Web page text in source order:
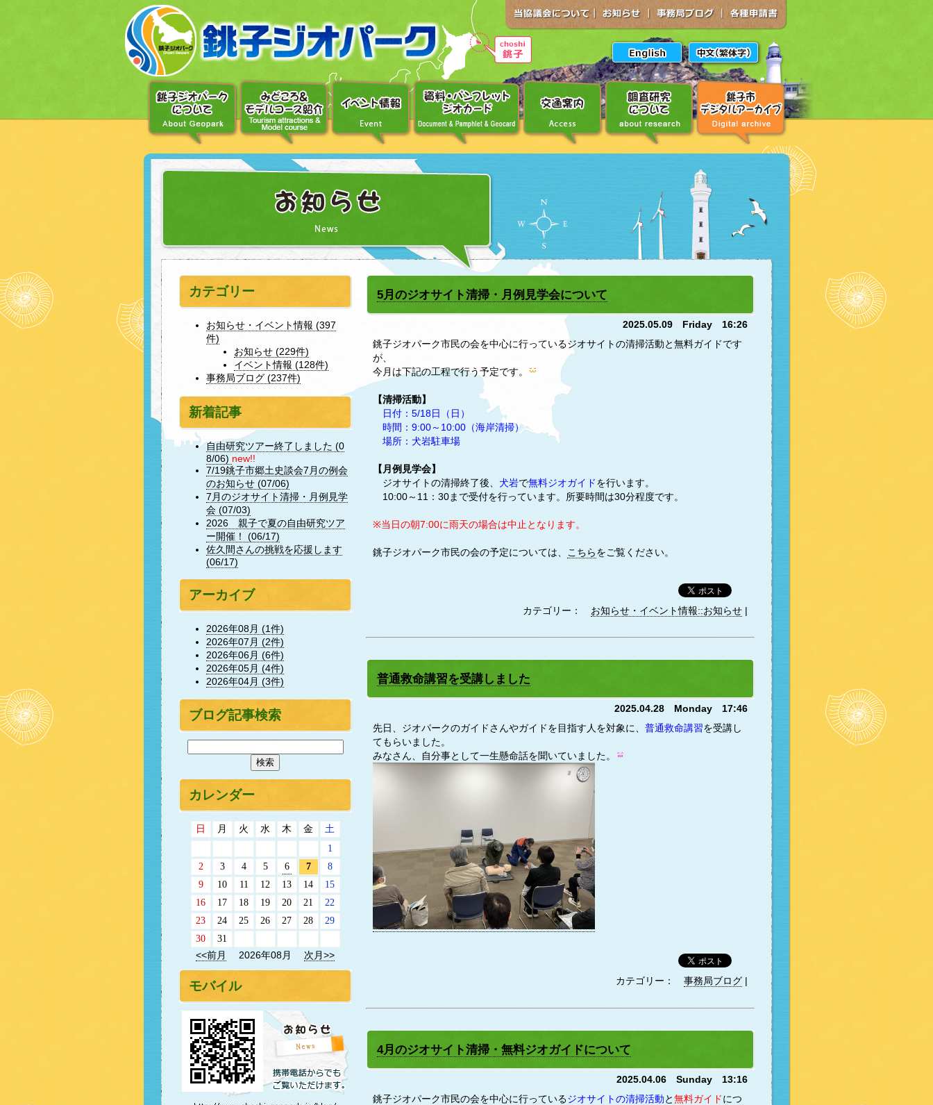
5月のジオサイト清掃・月例見学会について
2025.05.09 Friday 16:26
銚子ジオパーク市民の会を中心に行っているジオサイトの清掃活動と無料ガイドです
が、
今月は下記の工程で行う予定です。
【清掃活動】
日付：5/18日（日）
時間：9:00～10:00（海岸清掃）
場所：犬岩駐車場
【月例見学会】
ジオサイトの清掃終了後、 犬岩で無料ジオガイドを行います。
10:00～11：30まで受付を行っています。所要時間は30分程度です。
※当日の朝7:00に雨天の場合は中止となります。
銚子ジオパーク市民の会の予定については、 こちらをご覧ください。
カテゴリー： お知らせ・イベント情報::お知らせ |
普通救命講習を受講しました
2025.04.28 Monday 17:46
先日、ジオパークのガイドさんやガイドを目指す人を対象に、 普通救命講習を受講し
てもらいました。
みなさん、自分事として一生懸命話を聞いていました。
カテゴリー： 事務局ブログ |
4月のジオサイト清掃・無料ジオガイドについて
2025.04.06 Sunday 13:16
銚子ジオパーク市民の会を中心に行っているジオサイトの清掃活動と無料ガイドにつ
カテゴリー
お知らせ・イベント情報 (397
件)
お知らせ (229件)
イベント情報 (128件)
事務局ブログ (237件)
新着記事
自由研究ツアー終了しました (0
8/06) new!!
7/19銚子市郷土史談会7月の例会
のお知らせ (07/06)
7月のジオサイト清掃・月例見学
会 (07/03)
2026 親子で夏の自由研究ツア
ー開催！ (06/17)
佐久間さんの挑戦を応援します
(06/17)
アーカイブ
2026年08月 (1件)
2026年07月 (2件)
2026年06月 (6件)
2026年05月 (4件)
2026年04月 (3件)
ブログ記事検索
カレンダー
日 月 火 水 木 金
土
1
2
3 4 5 6 7
8
9
10 11 12 13 14
15
16
17 18 19 20 21
22
23
24 25 26 27 28
29
30
31
<<前月
2026年08月 次月>>
モバイル